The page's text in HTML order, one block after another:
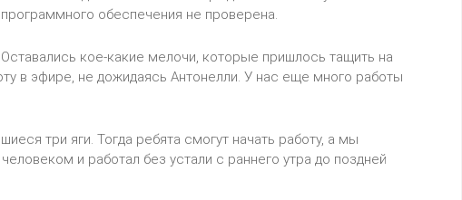
обеспечения не проверена.
кое-какие мелочи, которые пришлось тащить на
в эфире, не дожидаясь Антонелли. У нас еще много работы
три яги. Тогда ребята смогут начать работу, а мы
и работал без устали с раннего утра до поздней